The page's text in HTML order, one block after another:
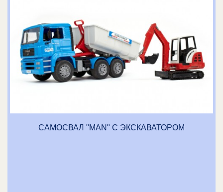
САМОСВАЛ "MAN" С ЭКСКАВАТОРОМ